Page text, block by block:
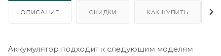
ОПИСАНИЕ СКИДКИ КАК КУПИТЬ
Аккумулятор подходит к следующим моделям